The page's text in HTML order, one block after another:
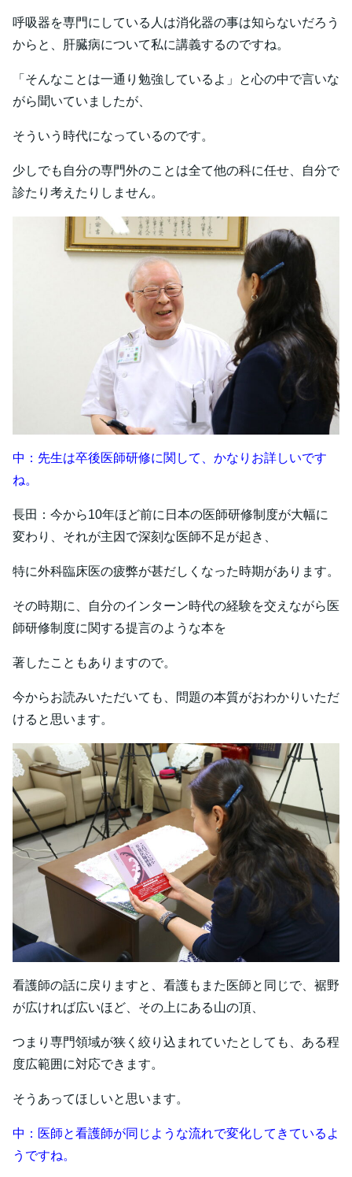
呼吸器を専門にしている人は消化器の事は知らないだろう
からと、肝臓病について私に講義するのですね。
「そんなことは一通り勉強しているよ」と心の中で言いな
がら聞いていましたが、
そういう時代になっているのです。
少しでも自分の専門外のことは全て他の科に任せ、自分で
診たり考えたりしません。
中：先生は卒後医師研修に関して、かなりお詳しいです
ね。
長田：今から10年ほど前に日本の医師研修制度が大幅に
変わり、それが主因で深刻な医師不足が起き、
特に外科臨床医の疲弊が甚だしくなった時期があります。
その時期に、自分のインターン時代の経験を交えながら医
師研修制度に関する提言のような本を
著したこともありますので。
今からお読みいただいても、問題の本質がおわかりいただ
けると思います。
看護師の話に戻りますと、看護もまた医師と同じで、裾野
が広ければ広いほど、その上にある山の頂、
つまり専門領域が狭く絞り込まれていたとしても、ある程
度広範囲に対応できます。
そうあってほしいと思います。
中：医師と看護師が同じような流れで変化してきているよ
うですね。